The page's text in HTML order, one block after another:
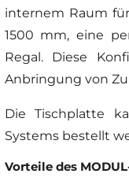
internem Raum
1500 mm, eine
Regal. Diese
Anbringung von
Die Tischplatte
Systems bestellt
Vorteile des